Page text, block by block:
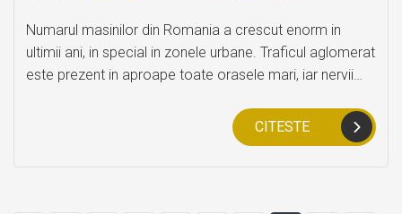
Numarul masinilor din Romania a crescut enorm in
ultimii ani, in special in zonele urbane. Traficul aglomerat
este prezent in aproape toate orasele mari, iar nervii
CITESTE